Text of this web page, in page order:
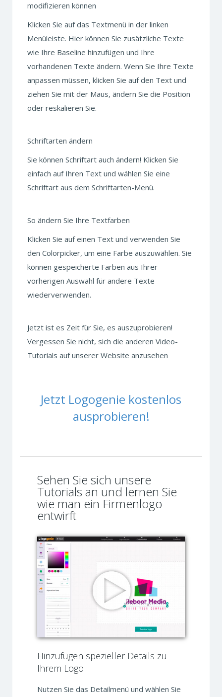
modifizieren können
Klicken Sie auf das Textmenü in der linken
Menüleiste. Hier können Sie zusätzliche Texte
wie Ihre Baseline hinzufügen und Ihre
vorhandenen Texte ändern. Wenn Sie Ihre Texte
anpassen müssen, klicken Sie auf den Text und
ziehen Sie mit der Maus, ändern Sie die Position
oder reskalieren Sie.
Schriftarten ändern
Sie können Schriftart auch ändern! Klicken Sie
einfach auf Ihren Text und wählen Sie eine
Schriftart aus dem Schriftarten-Menü.
So ändern Sie Ihre Textfarben
Klicken Sie auf einen Text und verwenden Sie
den Colorpicker, um eine Farbe auszuwählen. Sie
können gespeicherte Farben aus Ihrer
vorherigen Auswahl für andere Texte
wiederverwenden.
Jetzt ist es Zeit für Sie, es auszuprobieren!
Vergessen Sie nicht, sich die anderen Video-
Tutorials auf unserer Website anzusehen
Jetzt Logogenie kostenlos
ausprobieren!
Sehen Sie sich unsere
Tutorials an und lernen Sie
wie man ein Firmenlogo
entwirft
Hinzufügen spezieller Details zu
Ihrem Logo
Nutzen Sie das Detailmenü und wählen Sie